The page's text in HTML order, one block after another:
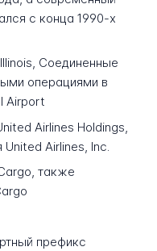
с конца 1990-х
Соединенные
операциями в
Airport
Airlines Holdings,
Airlines, Inc.
также
префикс